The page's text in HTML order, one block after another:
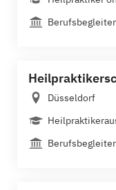
Düsseldorf